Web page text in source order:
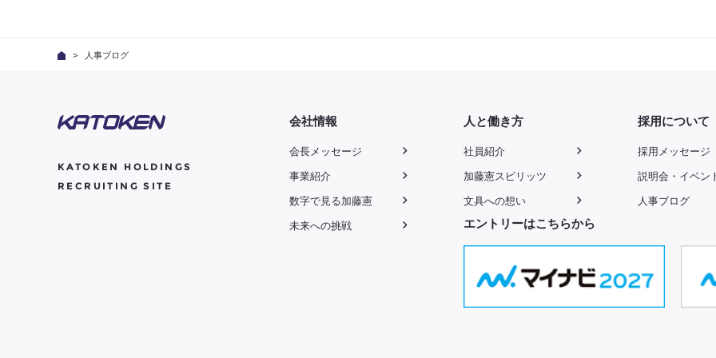
人事ブログ
KATOKEN HOLDINGS
RECRUITING SITE
会社情報
会長メッセージ
事業紹介
数字で見る加藤憲
未来への挑戦
人と働き方
社員紹介
加藤憲スピリッツ
文具への想い
採用について
採用メッセージ
説明会・イベン
人事ブログ
エントリーはこちらから